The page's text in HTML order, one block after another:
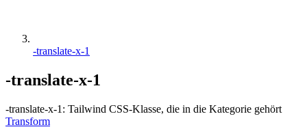
-translate-x-1
-translate-x-1
-translate-x-1 : Tailwind CSS-Klasse, die in die Kategorie gehört
Transform